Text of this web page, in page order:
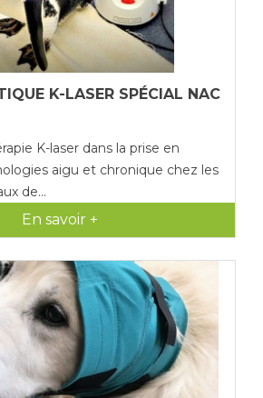
K-LASER SPÉCIAL NAC
K-laser dans la prise en
aigu et chronique chez les
de...
En savoir +